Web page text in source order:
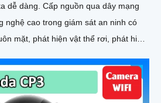
qua dây mạng
nghệ cao trong giám sát an ninh có
mặt, phát hiện vật thể rơi, phát hiện